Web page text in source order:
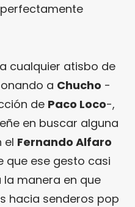
cualquier atisbo de
a Chucho -
de Paco Loco-,
en buscar alguna
el Fernando Alfaro
que ese gesto casi
manera en que
hacia senderos pop